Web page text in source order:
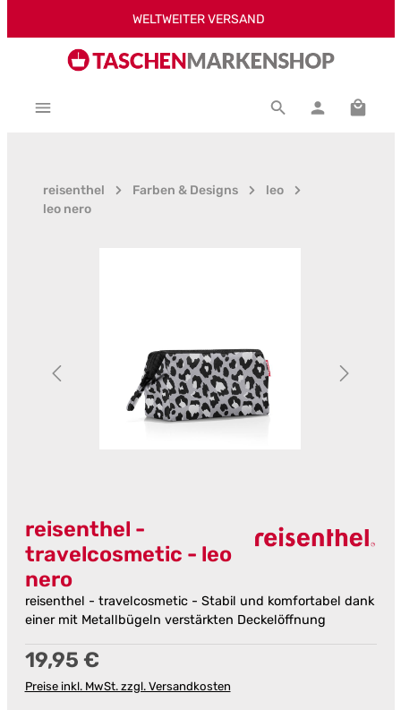
Zum Hauptinhalt springenWELTWEITER VERSAND
reisenthel Farben & Designs
leo
leo nero
reisenthel -
travelcosmetic - leo
nero
reisenthel - travelcosmetic - Stabil und komfortabel dank
einer mit Metallbügeln verstärkten Deckelöffnung
Regulärer Preis:
19,95 €
Preise inkl. MwSt. zzgl. Versandkosten